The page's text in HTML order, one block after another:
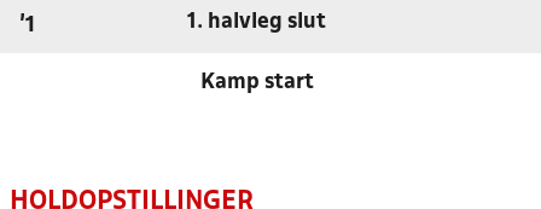
'1 1. halvleg slut
Kamp start
HOLDOPSTILLINGER